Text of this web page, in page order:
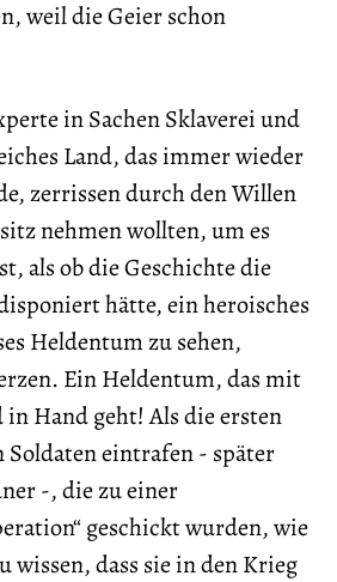
weil die Geier schon
in Sachen Sklaverei und
Land, das immer wieder
zerrissen durch den Willen
nehmen wollten, um es
als ob die Geschichte die
hätte, ein heroisches
Heldentum zu sehen,
Ein Heldentum, das mit
Hand geht! Als die ersten
Soldaten eintrafen - später
-, die zu einer
geschickt wurden, wie
wissen, dass sie in den Krieg